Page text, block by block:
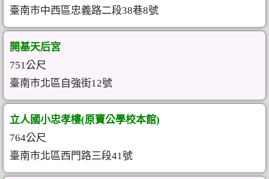
臺南市中西區忠義路二段38巷8號
開基天后宮
751公尺
臺南市北區自強街12號
立人國小忠孝樓(原寶公學校本館)
764公尺
臺南市北區西門路三段41號